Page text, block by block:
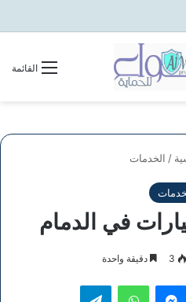
القائمة
/ الخدمات
في الدمام
3 دقيقة واحدة
ماسنجر واتساب تيلقرام